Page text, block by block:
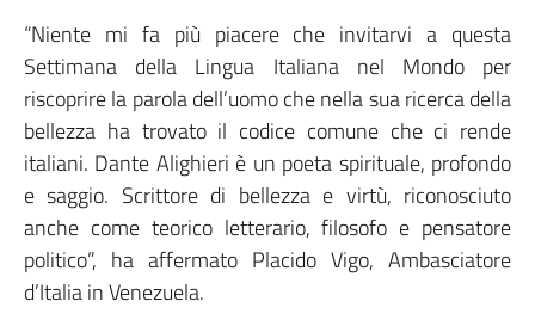
“Niente mi fa più piacere che invitarvi a questa
Settimana della Lingua Italiana nel Mondo per
riscoprire la parola dell’uomo che nella sua ricerca della
bellezza ha trovato il codice comune che ci rende
italiani. Dante Alighieri è un poeta spirituale, profondo
e saggio. Scrittore di bellezza e virtù, riconosciuto
anche come teorico letterario, filosofo e pensatore
politico”, ha affermato Placido Vigo, Ambasciatore
d’Italia in Venezuela.